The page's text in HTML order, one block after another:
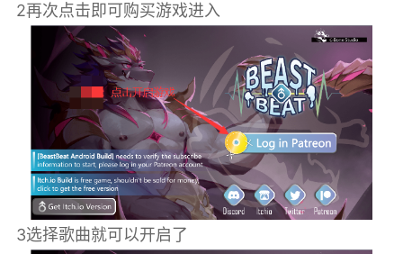
2再次点击即可购买游戏进入
3选择歌曲就可以开启了